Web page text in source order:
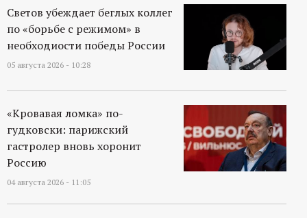
Светов убеждает беглых коллег
по «борьбе с режимом» в
необходиости победы России
05 августа 2026 - 10:28
«Кровавая ломка» по-
гудковски: парижский
гастролер вновь хоронит
Россию
04 августа 2026 - 11:05